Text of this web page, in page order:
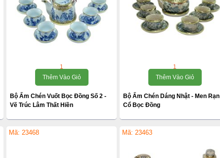
1
Thêm Vào Giỏ
Bộ Ấm Chén Vuốt Bọc Đồng Số 2 -
Vẽ Trúc Lâm Thất Hiền
1
Thêm Vào Giỏ
Bộ Ấm Chén Dáng Nhật - Men Rạn
Cổ Bọc Đồng
Mã: 23468 Mã: 23463